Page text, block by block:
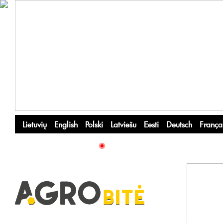
Lietuvių English Polski Latviešu Eesti Deutsch